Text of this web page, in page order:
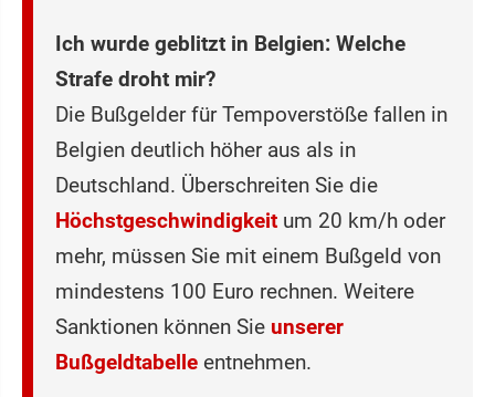
Ich wurde geblitzt in Belgien: Welche
Strafe droht mir?
Die Bußgelder für Tempoverstöße fallen in
Belgien deutlich höher aus als in
Deutschland. Überschreiten Sie die
Höchstgeschwindigkeit um 20 km/h oder
mehr, müssen Sie mit einem Bußgeld von
mindestens 100 Euro rechnen. Weitere
Sanktionen können Sie unserer
Bußgeldtabelle entnehmen.